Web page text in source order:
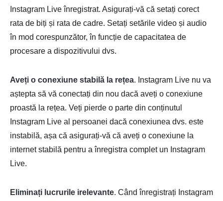
Instagram Live înregistrat. Asigurați-vă că setați corect
rata de biți și rata de cadre. Setați setările video și audio
în mod corespunzător, în funcție de capacitatea de
procesare a dispozitivului dvs.
Aveți o conexiune stabilă la rețea. Instagram Live nu va
aștepta să vă conectați din nou dacă aveți o conexiune
proastă la rețea. Veți pierde o parte din conținutul
Instagram Live al persoanei dacă conexiunea dvs. este
instabilă, așa că asigurați-vă că aveți o conexiune la
internet stabilă pentru a înregistra complet un Instagram
Live.
Eliminați lucrurile irelevante. Când înregistrați Instagram